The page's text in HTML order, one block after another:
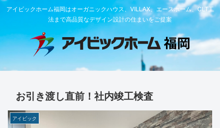
アイビックホーム福岡はオーガニックハウス、VILLAX、エースホーム、CLT工
法まで高品質なデザイン設計の住まいをご提案
お引き渡し直前！社内竣工検査
アイビック